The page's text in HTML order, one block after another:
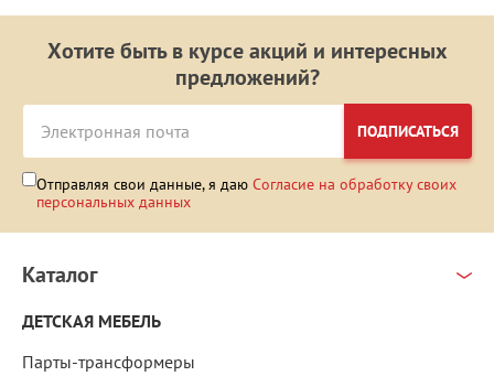
Хотите быть в курсе акций и интересных
предложений?
ПОДПИСАТЬСЯ
Отправляя свои данные, я даю Согласие на обработку своих
персональных данных
Каталог
ДЕТСКАЯ МЕБЕЛЬ
Парты-трансформеры